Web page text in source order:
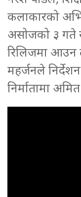
कलाकारको
असोजको ३ गते
रिलिजमा आउन
महर्जनले
निर्मातामा